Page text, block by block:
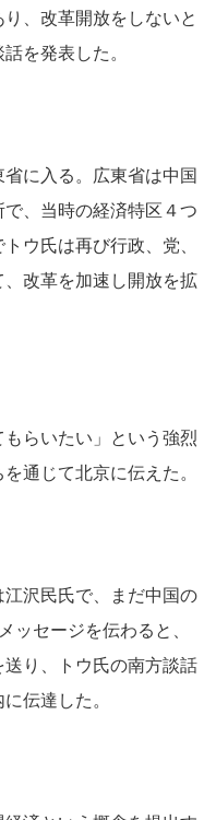
、改革開放をしないと
を発表した。
に入る。広東省は中国
、当時の経済特区４つ
ウ氏は再び行政、党、
改革を加速し開放を拡
もらいたい」という強烈
通じて北京に伝えた。
沢民氏で、まだ中国の
ッセージを伝わると、
り、トウ氏の南方談話
伝達した。